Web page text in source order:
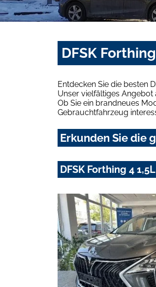
DFSK
Entdecken Sie die besten
Unser vielfältiges Angebot
Ob Sie ein brandneues
Gebrauchtfahrzeug
Erkunden Sie die
DFSK Forthing 4